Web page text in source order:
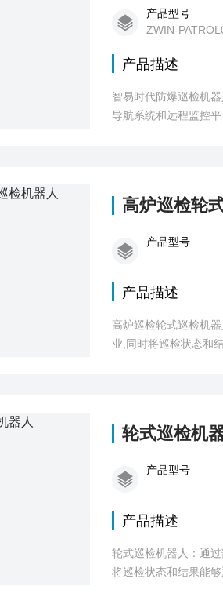
产品型号
ZWIN-
产品描述
智易时代防爆巡检机
导航系统和远程监控
高炉巡检轮
产品型号
产品描述
高炉巡检轮式巡检机
业,同时将巡检状态和
轮式巡检机
产品型号
产品描述
轮式巡检机器人：通
将巡检状态和结果能